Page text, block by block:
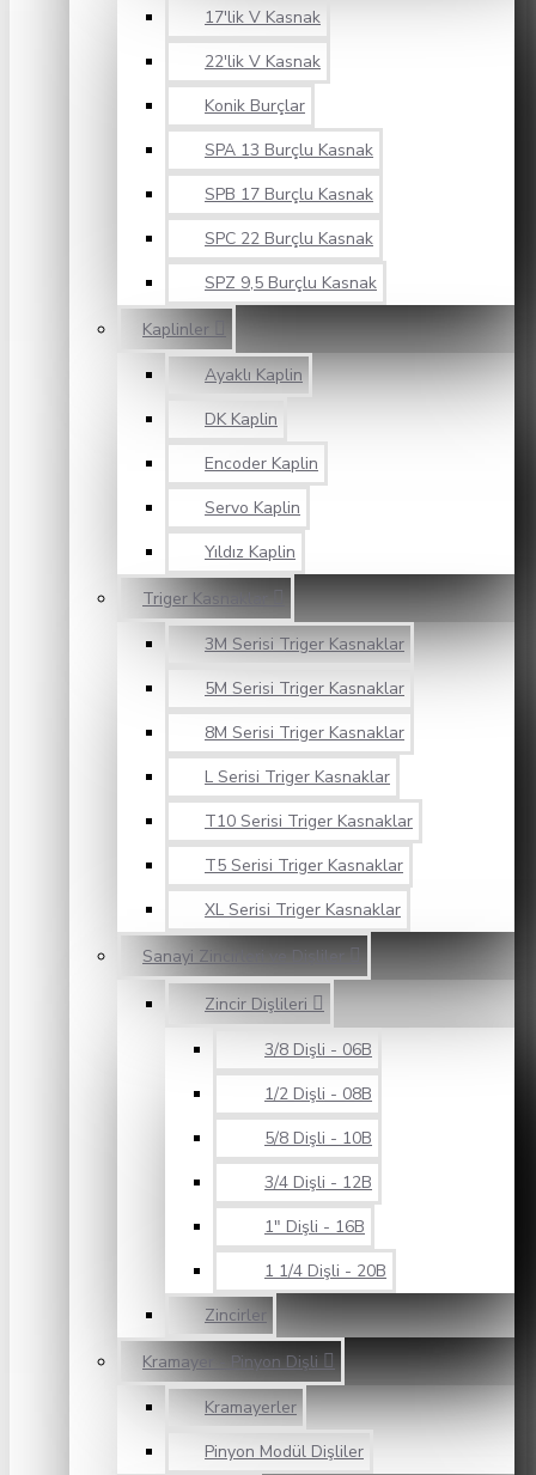
17'lik V Kasnak
22'lik V Kasnak
Konik Burçlar
SPA 13 Burçlu Kasnak
SPB 17 Burçlu Kasnak
SPC 22 Burçlu Kasnak
SPZ 9,5 Burçlu Kasnak
Kaplinler
Ayaklı Kaplin
DK Kaplin
Encoder Kaplin
Servo Kaplin
Yıldız Kaplin
Triger Kasnaklar
3M Serisi Triger Kasnaklar
5M Serisi Triger Kasnaklar
8M Serisi Triger Kasnaklar
L Serisi Triger Kasnaklar
T10 Serisi Triger Kasnaklar
T5 Serisi Triger Kasnaklar
XL Serisi Triger Kasnaklar
Sanayi Zincirleri ve Dişliler
Zincir Dişlileri
3/8 Dişli - 06B
1/2 Dişli - 08B
5/8 Dişli - 10B
3/4 Dişli - 12B
1" Dişli - 16B
1 1/4 Dişli - 20B
Zincirler
Kramayer - Pinyon Dişli
Kramayerler
Pinyon Modül Dişliler